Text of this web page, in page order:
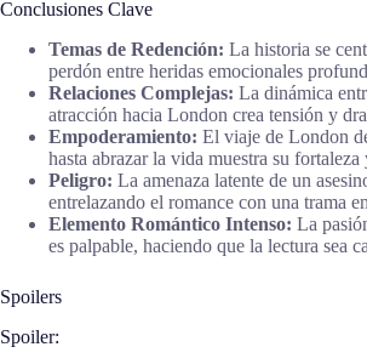
Conclusiones Clave
Temas de Redención: La historia se
perdón entre heridas emocionales
Relaciones Complejas: La dinámica
atracción hacia London crea tensión y
Empoderamiento: El viaje de London
hasta abrazar la vida muestra su
Peligro: La amenaza latente de un
entrelazando el romance con una trama
Elemento Romántico Intenso: La
es palpable, haciendo que la lectura sea
Spoilers
Spoiler: